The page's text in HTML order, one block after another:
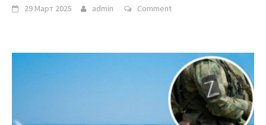
29 Март 2025 admin Comment